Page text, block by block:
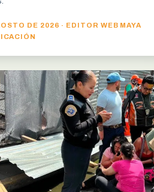
DE 2026 · EDITOR WEB MAYA